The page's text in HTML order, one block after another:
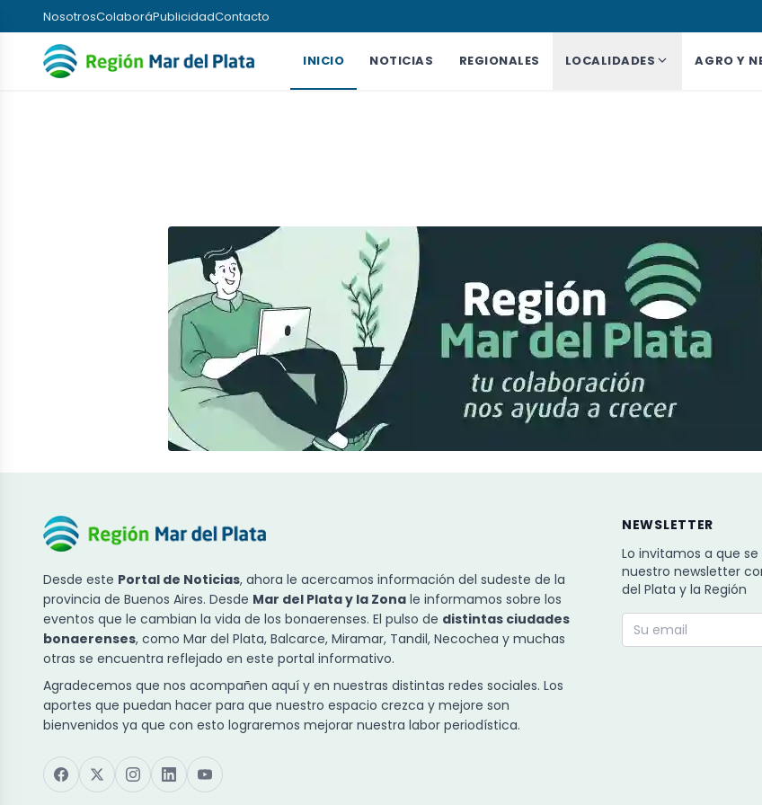
NosotrosColaboráPublicidadContacto
INICIO NOTICIAS REGIONALES LOCALIDADES AGRO Y
Desde este Portal de Noticias, ahora le acercamos información del sudeste de la
provincia de Buenos Aires. Desde Mar del Plata y la Zona le informamos sobre los
eventos que le cambian la vida de los bonaerenses. El pulso de distintas ciudades
bonaerenses, como Mar del Plata, Balcarce, Miramar, Tandil, Necochea y muchas
otras se encuentra reflejado en este portal informativo.
Agradecemos que nos acompañen aquí y en nuestras distintas redes sociales. Los
aportes que puedan hacer para que nuestro espacio crezca y mejore son
bienvenidos ya que con esto lograremos mejorar nuestra labor periodística.
NEWSLETTER
Lo invitamos a que se
nuestro newsletter
del Plata y la Región